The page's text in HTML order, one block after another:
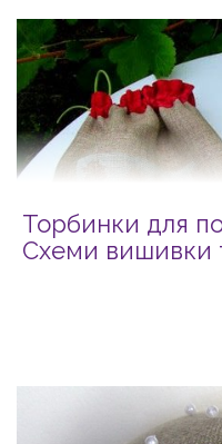
Торбинки для
Схеми вишивки